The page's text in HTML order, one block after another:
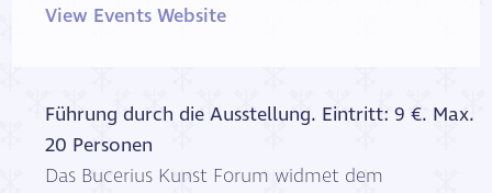
View Events Website
Führung durch die Ausstellung. Eintritt: 9 €. Max.
20 Personen
Das Bucerius Kunst Forum widmet dem